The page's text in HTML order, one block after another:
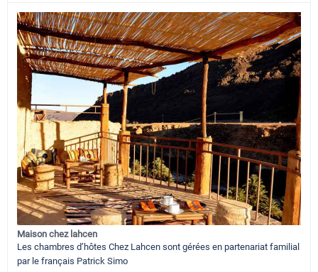
Maison chez lahcen
Les chambres d’hôtes Chez Lahcen sont gérées en partenariat familial
par le français Patrick Simo